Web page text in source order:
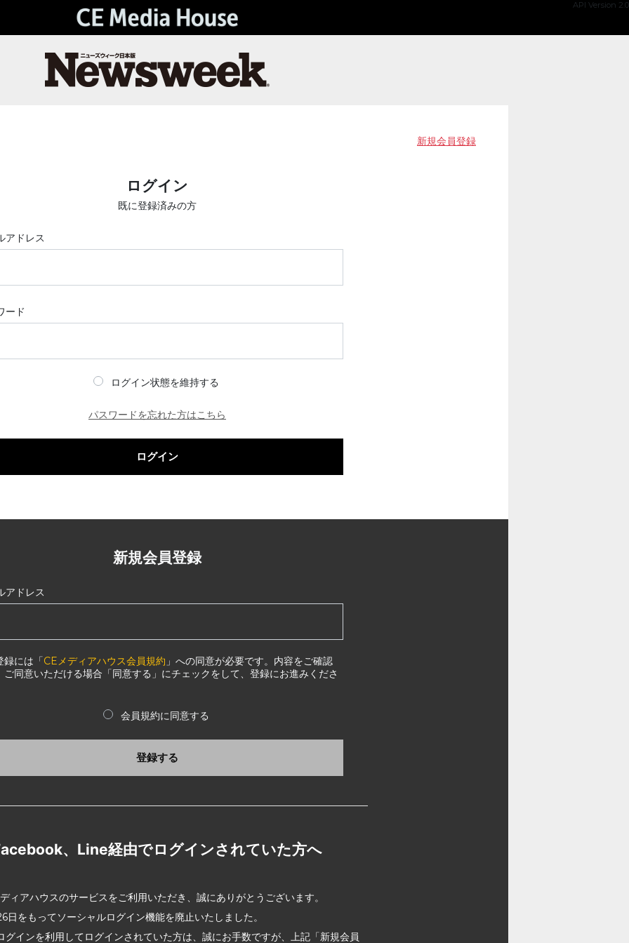
API Version 2.0
新規会員登録
ログイン
既に登録済みの方
アドレス
ード
ログイン状態を維持する
パスワードを忘れた方はこちら
ログイン
新規会員登録
アドレス
録には「CEメディアハウス会員規約 」への同意が必要です。内容をご確認
ご同意いただける場合「同意する」にチェックをして、登録にお進みくださ
会員規約に同意する
登録する
、Line経由でログインされていた方へ
ィアハウスのサービスをご利用いただき、誠にありがとうございます。
日をもってソーシャルログイン機能を廃止いたしました。
グインを利用してログインされていた方は、誠にお手数ですが、上記「新規会員